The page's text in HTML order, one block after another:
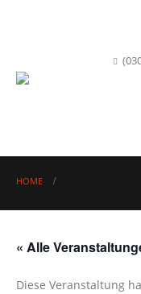
HOME
« Alle
Diese Veranstaltung